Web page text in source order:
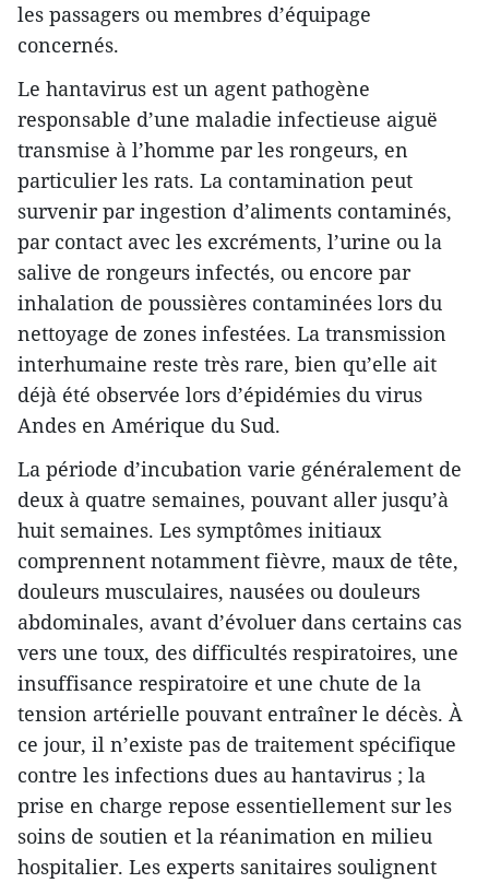
les passagers ou membres d’équipage
concernés.
Le hantavirus est un agent pathogène
responsable d’une maladie infectieuse aiguë
transmise à l’homme par les rongeurs, en
particulier les rats. La contamination peut
survenir par ingestion d’aliments contaminés,
par contact avec les excréments, l’urine ou la
salive de rongeurs infectés, ou encore par
inhalation de poussières contaminées lors du
nettoyage de zones infestées. La transmission
interhumaine reste très rare, bien qu’elle ait
déjà été observée lors d’épidémies du virus
Andes en Amérique du Sud.
La période d’incubation varie généralement de
deux à quatre semaines, pouvant aller jusqu’à
huit semaines. Les symptômes initiaux
comprennent notamment fièvre, maux de tête,
douleurs musculaires, nausées ou douleurs
abdominales, avant d’évoluer dans certains cas
vers une toux, des difficultés respiratoires, une
insuffisance respiratoire et une chute de la
tension artérielle pouvant entraîner le décès. À
ce jour, il n’existe pas de traitement spécifique
contre les infections dues au hantavirus ; la
prise en charge repose essentiellement sur les
soins de soutien et la réanimation en milieu
hospitalier. Les experts sanitaires soulignent